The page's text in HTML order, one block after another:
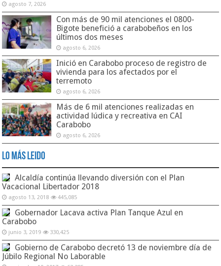
agosto 7, 2026
Con más de 90 mil atenciones el 0800-
Bigote benefició a carabobeños en los
últimos dos meses
agosto 6, 2026
Inició en Carabobo proceso de registro de
vivienda para los afectados por el
terremoto
agosto 6, 2026
Más de 6 mil atenciones realizadas en
actividad lúdica y recreativa en CAI
Carabobo
agosto 6, 2026
Lo Más Leido
Alcaldía continúa llevando diversión con el Plan
Vacacional Libertador 2018
agosto 13, 2018 445,085
Gobernador Lacava activa Plan Tanque Azul en
Carabobo
junio 3, 2019 330,425
Gobierno de Carabobo decretó 13 de noviembre día de
Júbilo Regional No Laborable